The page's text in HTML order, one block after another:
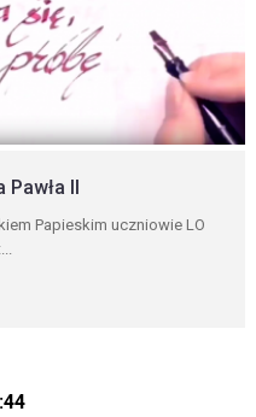
II
Papieskim uczniowie LO